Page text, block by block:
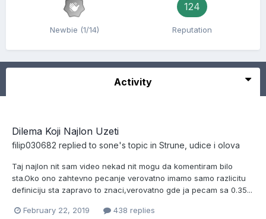
Newbie (1/14)
124
Reputation
Activity
Dilema Koji Najlon Uzeti
filip030682 replied to sone's topic in Strune, udice i olova
Taj najlon nit sam video nekad nit mogu da komentiram bilo
sta.Oko ono zahtevno pecanje verovatno imamo samo razlicitu
definiciju sta zapravo to znaci,verovatno gde ja pecam sa 0.35...
February 22, 2019 438 replies